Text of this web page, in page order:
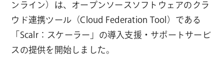
ンライン）は、オープンソースソフトウェアのクラ
ウド連携ツール（Cloud Federation Tool）である
「Scalr：スケーラー」の導入支援・サポートサービ
スの提供を開始しました。